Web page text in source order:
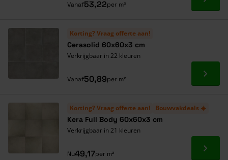
Vanaf53,22per m² Ga
Korting? Vraag offerte aan!
Cerasolid 60x60x3 cm
Verkrijgbaar in 22 kleuren
Vanaf50,89per m² Ga
Korting? Vraag offerte aan! Bouwvakdeals ☀️
Kera Full Body 60x60x3 cm
Verkrijgbaar in 21 kleuren
Nu49,17per m² Ga